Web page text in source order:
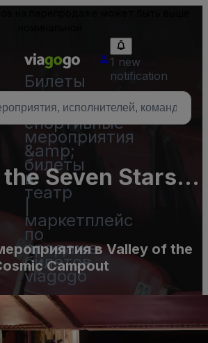
Билеты
-
концерты,
спортивные
мероприятия
&amp;
билеты
в
театр
маркетплейс
по
продаже
билетов
viagogo
1 new
notification
Seven Stars:
в Valley of the
Campout